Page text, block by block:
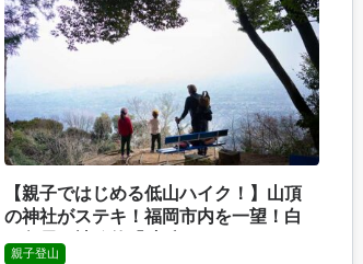
【親子ではじめる低山ハイク！】山頂
の神社がステキ！福岡市内を一望！白
い鳥居が神秘的「叶岳」
親子登山